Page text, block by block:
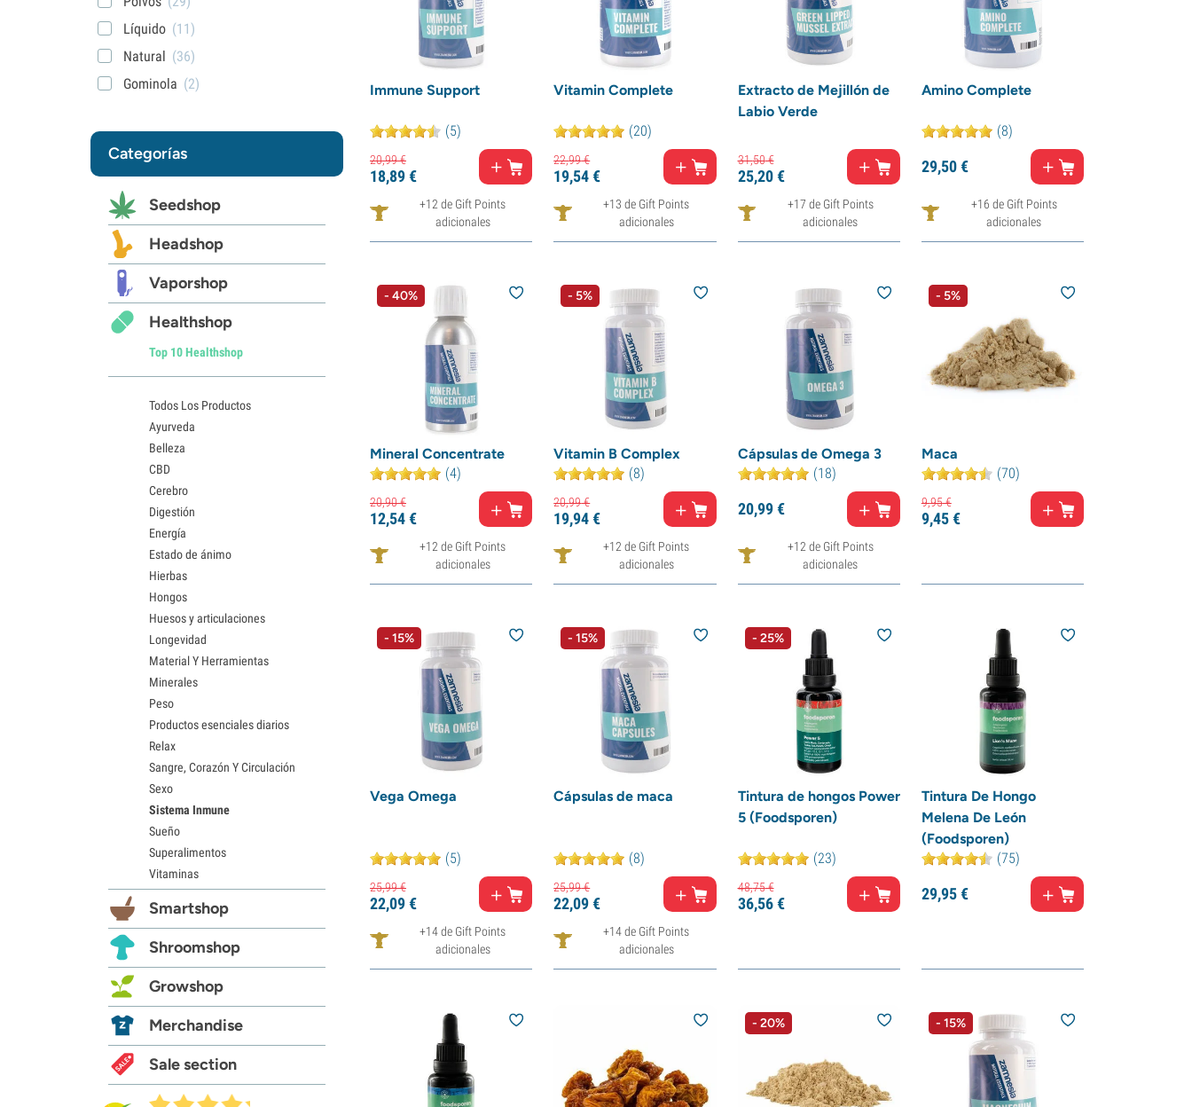
Immune Support
(5)
20,99€
18,89€
+12 de Gift Points
adicionales
Vitamin Complete
(20)
22,99€
19,54€
+13 de Gift Points
adicionales
Extracto de Mejillón de
Labio Verde
31,50€
25,20€
+17 de Gift Points
adicionales
Amino Complete
(8)
29,50€
+16 de Gift Points
adicionales
- 40%
Mineral Concentrate
(4)
20,90€
12,54€
+12 de Gift Points
adicionales
- 5%
Vitamin B Complex
(8)
20,99€
19,94€
+12 de Gift Points
adicionales
Cápsulas de Omega 3
(18)
20,99€
+12 de Gift Points
adicionales
- 5%
Maca
(70)
9,95€
9,45€
- 15%
Vega Omega
(5)
25,99€
22,09€
+14 de Gift Points
adicionales
- 15%
Cápsulas de maca
(8)
25,99€
22,09€
+14 de Gift Points
adicionales
- 25%
Tintura de hongos Power
5 (Foodsporen)
(23)
48,75€
36,56€
Tintura De Hongo
Melena De León
(Foodsporen)
(75)
29,95€
- 20% - 15%
Líquido (11)
Natural (36)
Gominola (2)
Categorías
Seedshop
Headshop
Vaporshop
Healthshop
Top 10 Healthshop
Todos Los Productos
Ayurveda
Belleza
CBD
Cerebro
Digestión
Energía
Estado de ánimo
Hierbas
Hongos
Huesos y articulaciones
Longevidad
Material Y Herramientas
Minerales
Peso
Productos esenciales diarios
Relax
Sangre, Corazón Y Circulación
Sexo
Sistema Inmune
Sueño
Superalimentos
Vitaminas
Smartshop
Shroomshop
Growshop
Merchandise
Sale section